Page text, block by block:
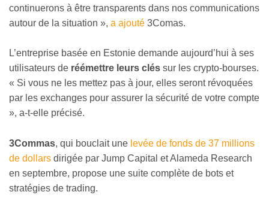
continuerons à être transparents dans nos communications
autour de la situation », a ajouté 3Comas.
L’entreprise basée en Estonie demande aujourd’hui à ses
utilisateurs de réémettre leurs clés sur les crypto-bourses.
« Si vous ne les mettez pas à jour, elles seront révoquées
par les exchanges pour assurer la sécurité de votre compte
», a-t-elle précisé.
3Commas, qui bouclait une levée de fonds de 37 millions
de dollars dirigée par Jump Capital et Alameda Research
en septembre, propose une suite complète de bots et
stratégies de trading.